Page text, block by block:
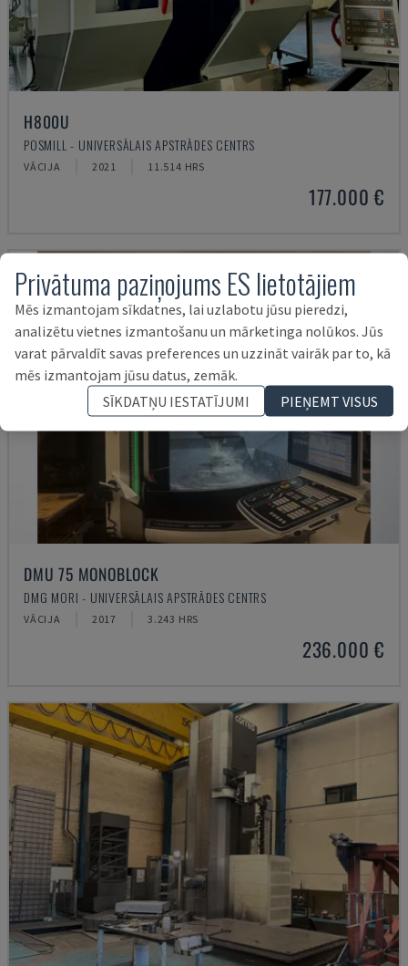
H800U
POSMILL - UNIVERSĀLAIS APSTRĀDES CENTRS
VĀCIJA 2021 11.514 HRS
177.000 €
DMU 75 MONOBLOCK
DMG MORI - UNIVERSĀLAIS APSTRĀDES CENTRS
VĀCIJA 2017 3.243 HRS
236.000 €
Privātuma paziņojums ES lietotājiem
Mēs izmantojam sīkdatnes, lai uzlabotu jūsu pieredzi,
analizētu vietnes izmantošanu un mārketinga nolūkos. Jūs
varat pārvaldīt savas preferences un uzzināt vairāk par to, kā
mēs izmantojam jūsu datus, zemāk.
SĪKDATŅU IESTATĪJUMI
PIEŅEMT VISUS